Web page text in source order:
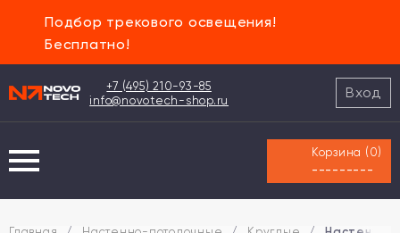
Подбор трекового освещения!
Бесплатно!
+7 (495) 210-93-85
info@novotech-shop.ru
Вход
Корзина ( 0)
---------